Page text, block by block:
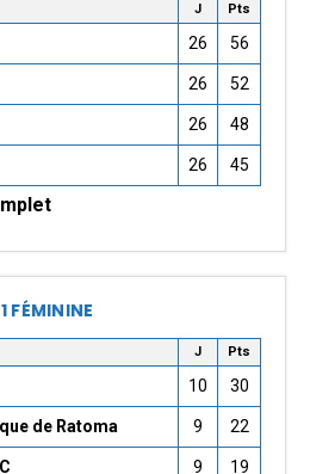
J Pts
26 56
26 52
26 48
26 45
FÉMININE
J Pts
10 30
de Ratoma 9 22
9 19